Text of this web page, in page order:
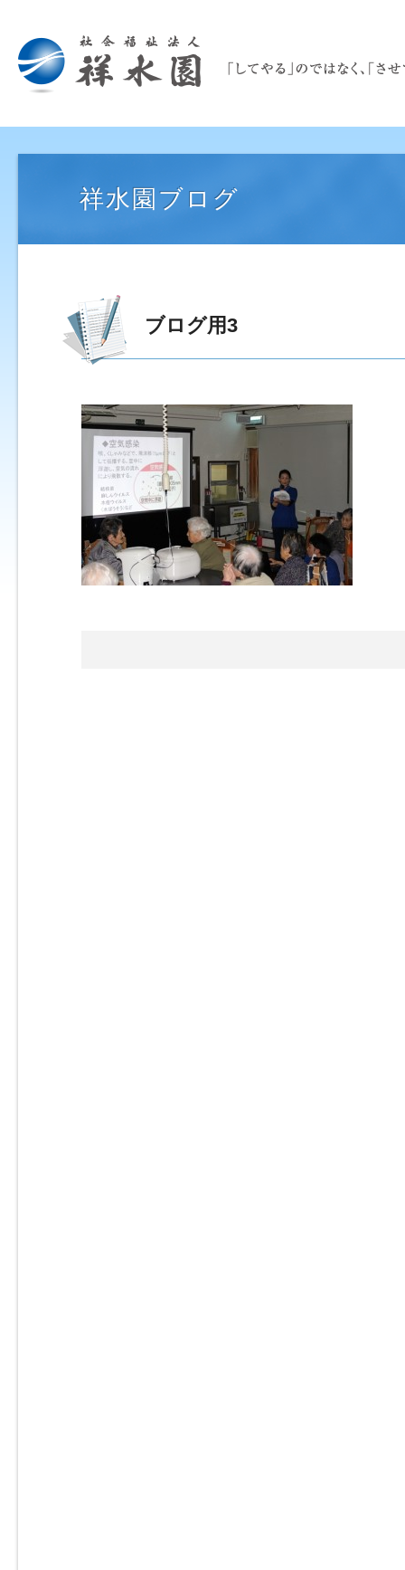
祥水園ブログ
ブログ用3